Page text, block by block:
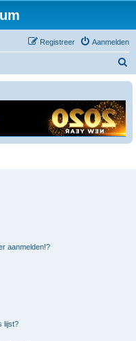
Aanmelden
Registreer
aanmelden!?
lijst?